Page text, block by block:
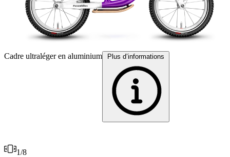
Cadre ultraléger en aluminium
1/8